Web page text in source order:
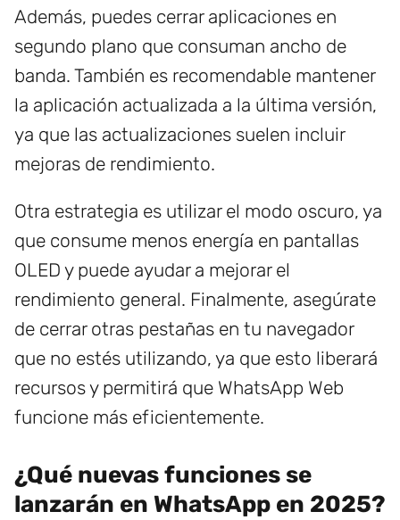
Además, puedes cerrar aplicaciones en
segundo plano que consuman ancho de
banda. También es recomendable mantener
la aplicación actualizada a la última versión,
ya que las actualizaciones suelen incluir
mejoras de rendimiento.
Otra estrategia es utilizar el modo oscuro, ya
que consume menos energía en pantallas
OLED y puede ayudar a mejorar el
rendimiento general. Finalmente, asegúrate
de cerrar otras pestañas en tu navegador
que no estés utilizando, ya que esto liberará
recursos y permitirá que WhatsApp Web
funcione más eficientemente.
¿Qué nuevas funciones se
lanzarán en WhatsApp en 2025?